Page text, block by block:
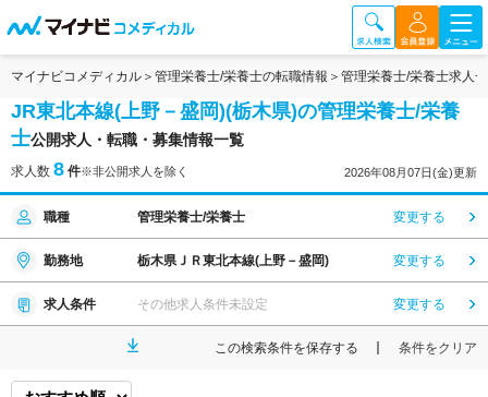
マイナビコメディカル 管理栄養士/栄養士の転職情報 管理栄養士/栄養士求人
JR東北本線(上野－盛岡)(栃木県)の管理栄養士/栄養
士公開求人・転職・募集情報一覧
求人数 8 件※非公開求人を除く 2026年08月07日(金)更新
職種 管理栄養士/栄養士 変更する
勤務地 栃木県ＪＲ東北本線(上野－盛岡) 変更する
求人条件 その他求人条件未設定 変更する
この検索条件を保存する 条件をクリア